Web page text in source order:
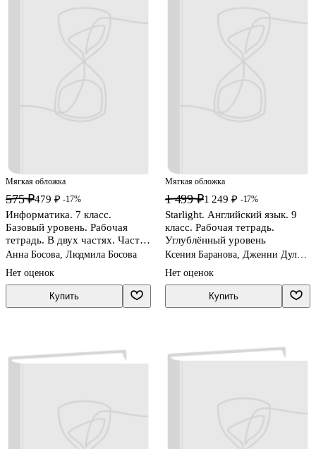
Мягкая обложка
575 ₽479 ₽ -17%
Информатика. 7 класс.
Базовый уровень. Рабочая
тетрадь. В двух частях. Часть
2
Анна Босова, Людмила Босова
Нет оценок
Купить
Мягкая обложка
1 499 ₽1 249 ₽ -17%
Starlight. Английский язык. 9
класс. Рабочая тетрадь.
Углублённый уровень
Ксения Баранова, Дженни Дули,
Мильруд, Вирджиния Эванс
Нет оценок
Купить